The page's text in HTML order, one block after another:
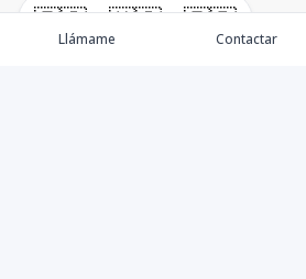
🇪🇸 🇺🇸 🇫🇷
Llámame Contactar